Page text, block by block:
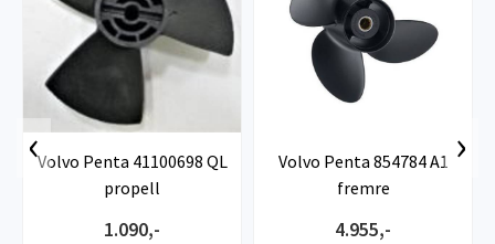
Volvo Penta 41100698 QL
propell
1.090,-
Volvo Penta 854784 A1
fremre
4.955,-
‹ ›